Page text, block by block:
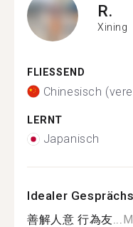
R.
Xining
FLIESSEND
Chinesisch
LERNT
Japanisch
Idealer
善解人意 行為友...